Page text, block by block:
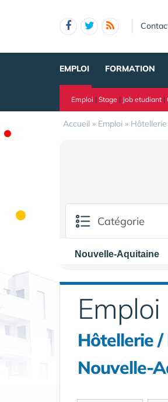
EMPLOI FORMATION
Emploi | Stage | Job etudiant |
Accueil » Emploi »
Nouvelle-Aquitaine
Emploi
Hôtellerie /
Nouvelle-